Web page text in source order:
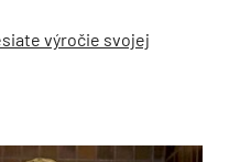
výročie svojej